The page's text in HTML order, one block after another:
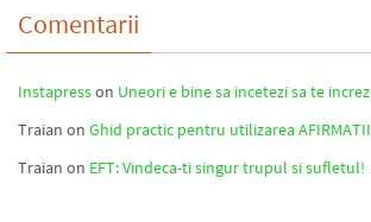
Comentarii
Instapresson Uneori e bine sa incetezi sa te
Traian on Ghid practic pentru utilizarea
Traian on EFT: Vindeca-ti singur trupul si sufletul!